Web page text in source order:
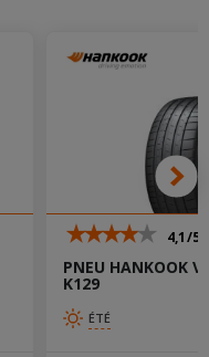
4,1/5
PNEU HANKOOK
K129
ÉTÉ